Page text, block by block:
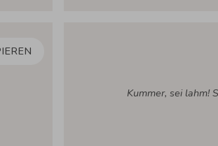
Kummer, sei lahm!